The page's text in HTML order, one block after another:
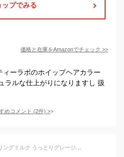
ップでみる
価格と在庫をAmazonでチェック >>
ィーラボのホイップヘアカラー
ラルな仕上がりになりますし 扱
めコメント (2件) >
ダリヤ パルティ カラーリングミルク うっとりグレージュ ヘアカラーリング剤